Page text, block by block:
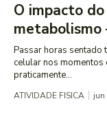
O impacto
Passar horas sentado
celular nos momentos
praticamente...
ATIVIDADE FISICA jun